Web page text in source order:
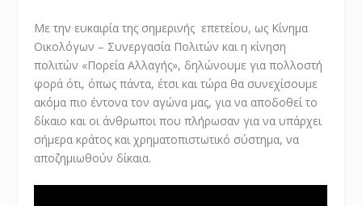
Με την ευκαιρία της σημερινής επετείου, ως Κίνημα
Οικολόγων – Συνεργασία Πολιτών και η κίνηση
πολιτών «Πορεία Αλλαγής», δηλώνουμε για πολλοστή
φορά ότι, όπως πάντα, έτσι και τώρα θα συνεχίσουμε
ακόμα πιο έντονα τον αγώνα μας, για να αποδοθεί το
δίκαιο και οι άνθρωποι που πλήρωσαν για να υπάρχει
σήμερα κράτος και χρηματοπιστωτικό σύστημα, να
αποζημιωθούν δίκαια.